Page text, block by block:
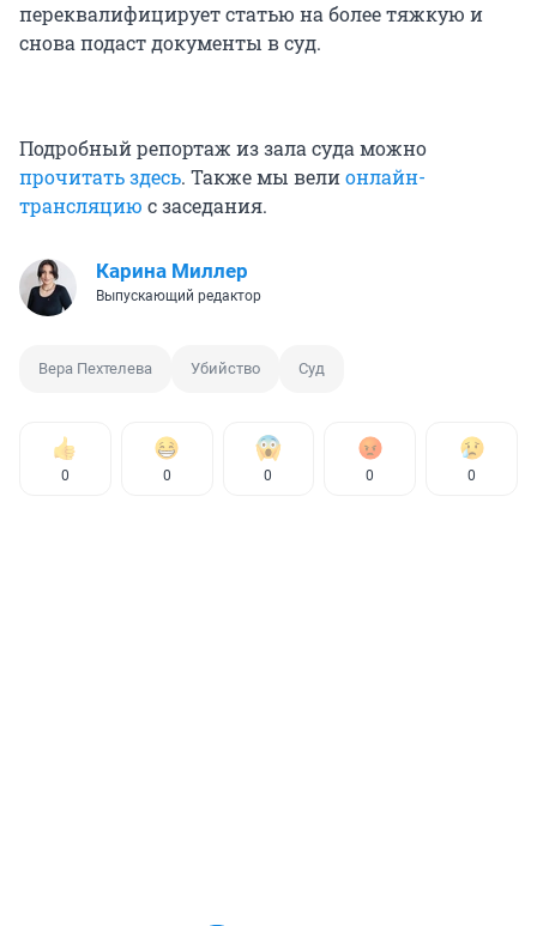
переквалифицирует статью на более тяжкую и
снова подаст документы в суд.
Подробный репортаж из зала суда можно
прочитать здесь. Также мы велионлайн-
трансляцию с заседания.
Карина Миллер
Выпускающий редактор
Вера Пехтелева Убийство Суд
0 0 0 0 0